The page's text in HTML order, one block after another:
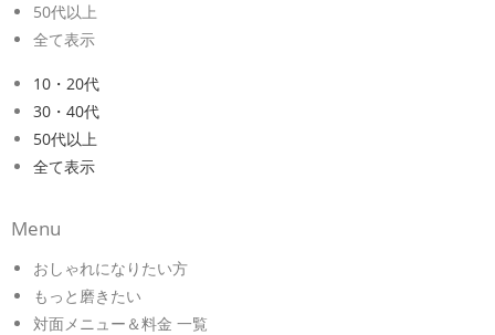
50代以上
全て表示
10・20代
30・40代
50代以上
全て表示
Menu
おしゃれになりたい方
もっと磨きたい
対面メニュー＆料金 一覧